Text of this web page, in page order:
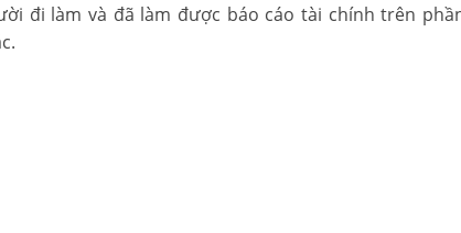
đi làm và đã làm được báo cáo tài chính trên